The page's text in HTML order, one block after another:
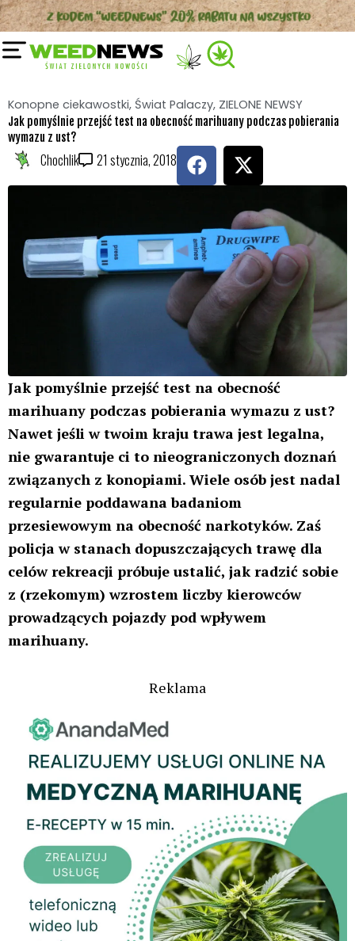
Przejdź
do
treści
Konopne ciekawostki, Świat Palaczy, ZIELONE NEWSY
Jak pomyślnie przejść test na obecność marihuany podczas pobierania
wymazu z ust?
Chochlik 21 stycznia, 2018 F
a
c
b
o
o
k
X
-
w
i
t
t
e
r
Jak pomyślnie przejść test na obecność
marihuany podczas pobierania wymazu z ust?
Nawet jeśli w twoim kraju trawa jest legalna,
nie gwarantuje ci to nieograniczonych doznań
związanych z konopiami. Wiele osób jest nadal
regularnie poddawana badaniom
przesiewowym na obecność narkotyków. Zaś
policja w stanach dopuszczających trawę dla
celów rekreacji próbuje ustalić, jak radzić sobie
z (rzekomym) wzrostem liczby kierowców
prowadzących pojazdy pod wpływem
marihuany.
Reklama